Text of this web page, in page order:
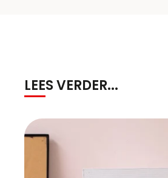
LEES VERDER...